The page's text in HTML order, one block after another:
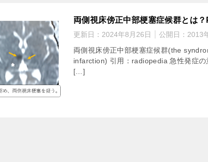
両側視床傍正中部梗塞症候群とは
更新日： 2024年8月26日 公開日： 2013
両側視床傍正中部梗塞症候群(the
infarction) 引用：radiopedia 急性発症
[…]